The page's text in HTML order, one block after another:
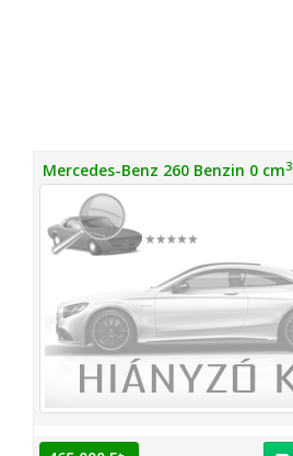
Mercedes-Benz 260 Benzin 0 cm3